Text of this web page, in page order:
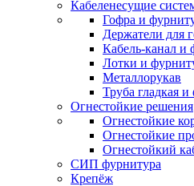
Кабеленесущие
Гофра и
Держатели для
Кабель-канал и
Лотки и
Металлорукав
Труба гладкая
Огнестойкие решения
Огнестойкие
Огнестойкие
Огнестойкий
СИП фурнитура
Крепёж